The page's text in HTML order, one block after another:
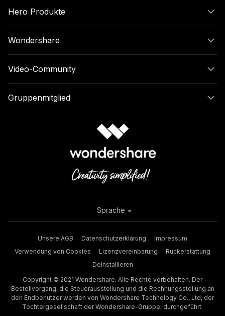
Hero Produkte
Wondershare
Video-Community
Gruppenmitglied
Unsere AGB Datenschutzerklärung
Impressum
Verwendung von Cookies
Lizenzvereinbarung
Rückerstattung
Deinstallieren
Copyright © 2021 Wondershare. Alle Rechte vorbehalten. Der
Bestellvorgang, die Steuerausstellung und die Rechnungsstellung an
den Endbenutzer werden von Wondershare Technology Co., Ltd, der
Tochtergesellschaft der Wondershare-Gruppe, durchgeführt.
Sprache